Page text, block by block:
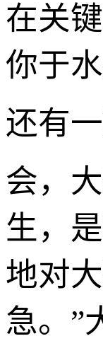
在关
你于
还有
会，
生，
地对
急。”